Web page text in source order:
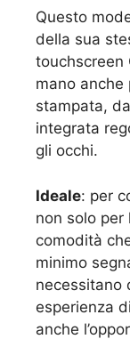
Questo
della sua
touchscreen
mano
stampata,
integrata
gli occhi.
Ideale: per
non solo
comodità
minimo
necessitano
esperienza
anche